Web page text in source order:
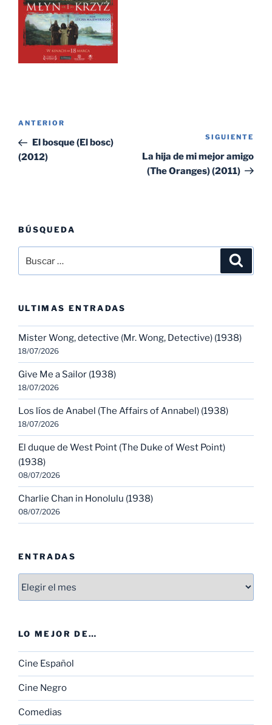
Navegación
entradas
Entrada
anterior:
ANTERIOR
El bosque (El bosc)
(2012)
SIGUIENTE
La hija de mi mejor amigo
(The Oranges) (2011)
BÚSQUEDA
por:
ULTIMAS ENTRADAS
Mister Wong, detective (Mr. Wong, Detective) (1938)
18/07/2026
Give Me a Sailor (1938)
18/07/2026
Los líos de Anabel (The Affairs of Annabel) (1938)
18/07/2026
El duque de West Point (The Duke of West Point)
(1938)
08/07/2026
Charlie Chan in Honolulu (1938)
08/07/2026
ENTRADAS
LO MEJOR DE…
Cine Español
Cine Negro
Comedias